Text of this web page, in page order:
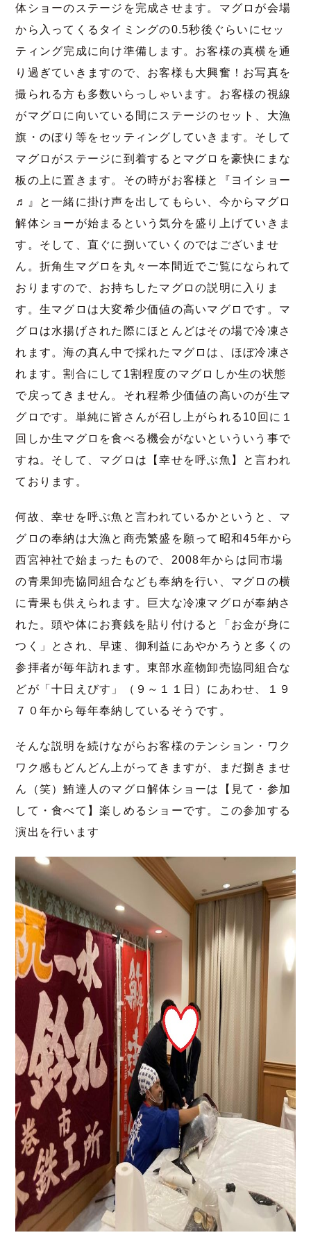
体ショーのステージを完成させます。マグロが会場
から入ってくるタイミングの0.5秒後ぐらいにセッ
ティング完成に向け準備します。お客様の真横を通
り過ぎていきますので、お客様も大興奮！お写真を
撮られる方も多数いらっしゃいます。お客様の視線
がマグロに向いている間にステージのセット、大漁
旗・のぼり等をセッティングしていきます。そして
マグロがステージに到着するとマグロを豪快にまな
板の上に置きます。その時がお客様と『ヨイショー
♬』と一緒に掛け声を出してもらい、今からマグロ
解体ショーが始まるという気分を盛り上げていきま
す。そして、直ぐに捌いていくのではございませ
ん。折角生マグロを丸々一本間近でご覧になられて
おりますので、お持ちしたマグロの説明に入りま
す。生マグロは大変希少価値の高いマグロです。マ
グロは水揚げされた際にほとんどはその場で冷凍さ
れます。海の真ん中で採れたマグロは、ほぼ冷凍さ
れます。割合にして1割程度のマグロしか生の状態
で戻ってきません。それ程希少価値の高いのが生マ
グロです。単純に皆さんが召し上がられる10回に１
回しか生マグロを食べる機会がないといういう事で
すね。そして、マグロは【幸せを呼ぶ魚】と言われ
ております。
何故、幸せを呼ぶ魚と言われているかというと、マ
グロの奉納は大漁と商売繁盛を願って昭和45年から
西宮神社で始まったもので、 2008年からは同市場
の青果卸売協同組合なども奉納を行い、マグロの横
に青果も供えられます。巨大な冷凍マグロが奉納さ
れた。頭や体にお賽銭を貼り付けると「お金が身に
つく」とされ、早速、御利益にあやかろうと多くの
参拝者が毎年訪れます。東部水産物卸売協同組合な
どが「十日えびす」（９～１１日）にあわせ、１９
７０年から毎年奉納しているそうです。
そんな説明を続けながらお客様のテンション・ワク
ワク感もどんどん上がってきますが、まだ捌きませ
ん（笑）鮪達人のマグロ解体ショーは【見て・参加
して・食べて】楽しめるショーです。この参加する
演出を行います